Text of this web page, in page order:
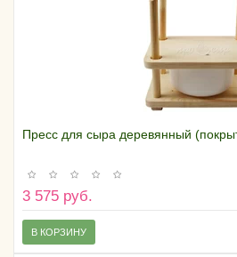
Пресс для сыра деревянный
3 575 руб.
В КОРЗИНУ